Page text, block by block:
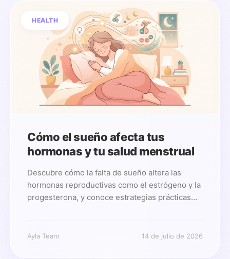
HEALTH
Cómo el sueño afecta tus
hormonas y tu salud menstrual
Descubre cómo la falta de sueño altera las
hormonas reproductivas como el estrógeno y la
progesterona, y conoce estrategias prácticas
Ayla Team 14 de julio de 2026